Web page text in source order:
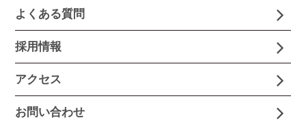
よくある質問
採用情報
アクセス
お問い合わせ